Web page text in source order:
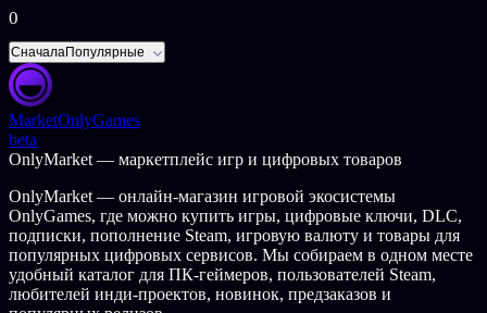
ВЫБИРАЙ СВОЁ СНАРЯЖЕНИЕ
Чем больше следов призраков вы зафиксируете, тем больше
возможностей для настройки снаряжения вы получите.
Используйте свои инструменты с умом и постарайтесь
остаться в живых - сверхъестественные существа не любят,
когда их записывают!
Прячьтесь от всех опасных существ, чтобы сохранить свой
ОПИСАНИЕ КОНТЕНТА ДЛЯ ВЗРОСЛЫХ
Разработчики описывают контент так:
Эта игра может содержать контент, не подходящий для
0
СначалаПопулярные
MarketOnlyGames
beta
OnlyMarket — маркетплейс игр и цифровых товаров
OnlyMarket — онлайн-магазин игровой экосистемы
OnlyGames, где можно купить игры, цифровые ключи, DLC,
подписки, пополнение Steam, игровую валюту и товары для
популярных цифровых сервисов. Мы собираем в одном месте
удобный каталог для ПК-геймеров, пользователей Steam,
любителей инди-проектов, новинок, предзаказов и